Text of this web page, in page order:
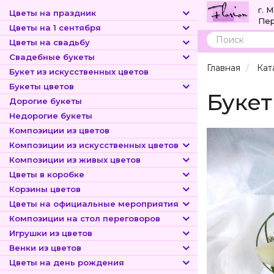
Цветы на праздник
Цветы на 1 сентября
Цветы на свадьбу
Свадебные букеты
Букет из искусственных цветов
Букеты цветов
Дорогие букеты
Недорогие букеты
Композиции из цветов
Композиции из искусственных цветов
Композиции из живых цветов
Цветы в коробке
Корзины цветов
Цветы на официальные мероприятия
Композиции на стол переговоров
Игрушки из цветов
Венки из цветов
Цветы на день рождения
г.
Поиск
Главная